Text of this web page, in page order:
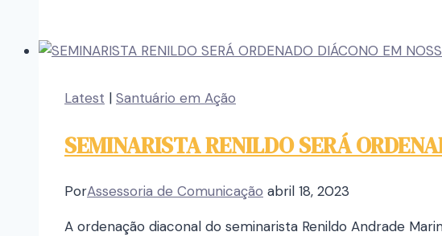
Latest | Santuário em Ação
SEMINARISTA RENILDO SERÁ
PorAssessoria de Comunicação abril 18, 2023
A ordenação diaconal do seminarista Renildo Andrade